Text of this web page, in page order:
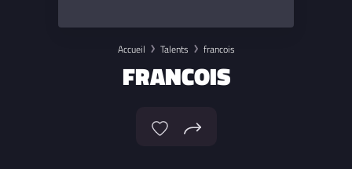
Accueil Talents francois
FRANCOIS